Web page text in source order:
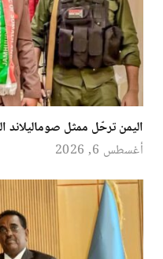
اليمن ترحّل ممثل صوماليلاند
أغسطس 6, 2026